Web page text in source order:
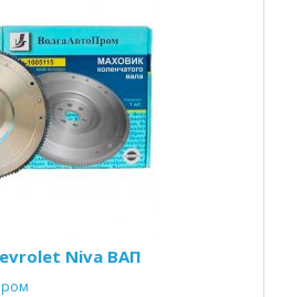
Niva ВАП